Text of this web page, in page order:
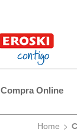
Compra Online
Home